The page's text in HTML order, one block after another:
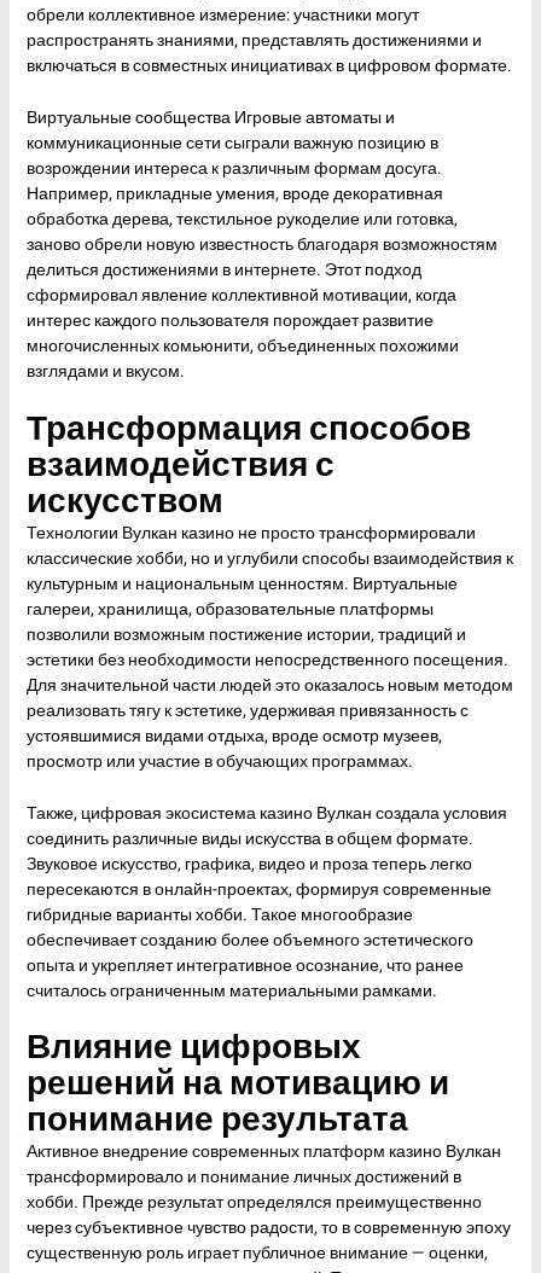
обрели коллективное измерение: участники могут
распространять знаниями, представлять достижениями и
включаться в совместных инициативах в цифровом формате.
Виртуальные сообщества Игровые автоматы и
коммуникационные сети сыграли важную позицию в
возрождении интереса к различным формам досуга.
Например, прикладные умения, вроде декоративная
обработка дерева, текстильное рукоделие или готовка,
заново обрели новую известность благодаря возможностям
делиться достижениями в интернете. Этот подход
сформировал явление коллективной мотивации, когда
интерес каждого пользователя порождает развитие
многочисленных комьюнити, объединенных похожими
взглядами и вкусом.
Трансформация способов
взаимодействия с
искусством
Технологии Вулкан казино не просто трансформировали
классические хобби, но и углубили способы взаимодействия к
культурным и национальным ценностям. Виртуальные
галереи, хранилища, образовательные платформы
позволили возможным постижение истории, традиций и
эстетики без необходимости непосредственного посещения.
Для значительной части людей это оказалось новым методом
реализовать тягу к эстетике, удерживая привязанность с
устоявшимися видами отдыха, вроде осмотр музеев,
просмотр или участие в обучающих программах.
Также, цифровая экосистема казино Вулкан создала условия
соединить различные виды искусства в общем формате.
Звуковое искусство, графика, видео и проза теперь легко
пересекаются в онлайн-проектах, формируя современные
гибридные варианты хобби. Такое многообразие
обеспечивает созданию более объемного эстетического
опыта и укрепляет интегративное осознание, что ранее
считалось ограниченным материальными рамками.
Влияние цифровых
решений на мотивацию и
понимание результата
Активное внедрение современных платформ казино Вулкан
трансформировало и понимание личных достижений в
хобби. Прежде результат определялся преимущественно
через субъективное чувство радости, то в современную эпоху
существенную роль играет публичное внимание — оценки,